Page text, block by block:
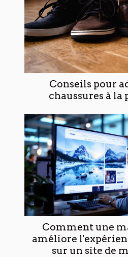
Conseils pour
chaussures à la
Comment une
améliore
sur un site de